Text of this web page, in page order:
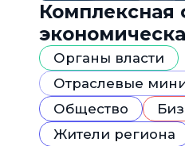
Комплексная
«Северный
Органы власти
Отраслевые
Общество
Жители региона